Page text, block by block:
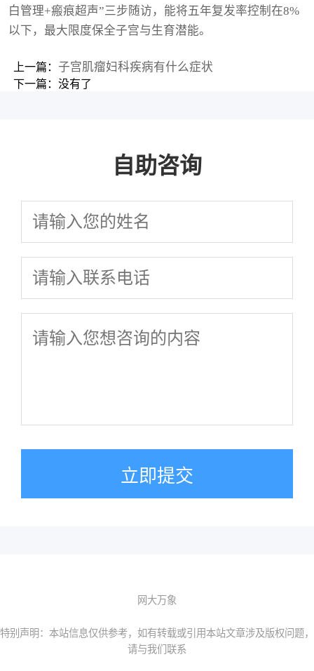
白管理+瘢痕超声”三步随访，能将五年复发率控制在8%
以下，最大限度保全子宫与生育潜能。
上一篇：子宫肌瘤妇科疾病有什么症状
下一篇：没有了
自助咨询
立即提交
网大万象
特别声明：本站信息仅供参考，如有转载或引用本站文章涉及版权问题，
请与我们联系